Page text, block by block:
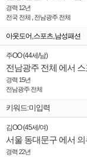
경력 12년
전국 전체 , 전남광주 전체
아웃도어,스포츠,남성패션
주OO(44세 /남)
경력 15년
전남광주 전체
키워드:미입력
김OO(45세 /여)
경력 22년